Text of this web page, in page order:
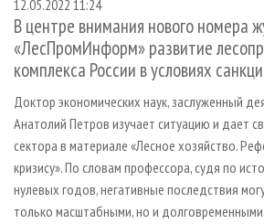
СУШКА ДРЕВЕСИНЫ
ПРОИЗВОДСТВО ДРЕВЕСНЫХ ПЛИТ
ДЕРЕВЯННОЕ ДОМОСТРОЕНИЕ
ПРОИЗВОДСТВО МЕБЕЛИ
БИОЭНЕРГЕТИКА
ЦБП
ИНСТРУМЕНТ И МАТЕРИАЛЫ
ПЕРСОНЫ
МОБИЛЬНЫЕ ВЫСТАВКИ
ОФИЦИАЛЬНЫЕ ДЕЛЕГАЦИИ
ПРИОРИТЕТНЫЕ ИНВЕСТПРОЕКТЫ
RUSSIAN FORESTRY REVIEW
ГАЗЕТА ЛЕСПРОМФОРУМ
БИБЛИОТЕКА СПЕЦИАЛИСТА
КОНТАКТЫ
РЕКЛАМА
РЕКЛАМА НА САЙТЕ
12.05.2022 11:24
В центре внимания нового номера
«ЛесПромИнформ» развитие
комплекса России в условиях
Доктор экономических наук, заслуженный
Анатолий Петров изучает ситуацию и дает
сектора в материале «Лесное хозяйство.
кризису». По словам профессора, судя по
нулевых годов, негативные последствия
только масштабными, но и долговременными.